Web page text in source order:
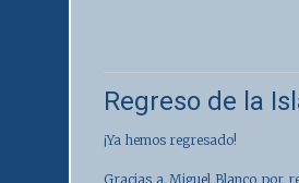
Regreso de la
¡Ya hemos regresado!
Gracias a Miguel Blanco por